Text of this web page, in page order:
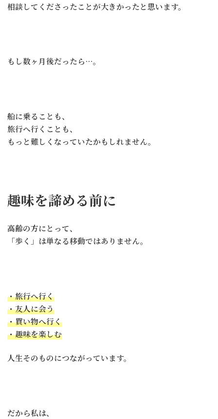
相談してくださったことが大きかったと思います。
もし数ヶ月後だったら…。
船に乗ることも、
旅行へ行くことも、
もっと難しくなっていたかもしれません。
趣味を諦める前に
高齢の方にとって、
「歩く」は単なる移動ではありません。
・旅行へ行く
・友人に会う
・買い物へ行く
・趣味を楽しむ
人生そのものにつながっています。
だから私は、